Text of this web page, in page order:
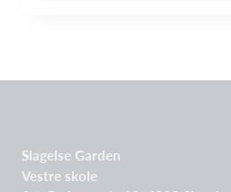
Slagelse Garden
Vestre skole